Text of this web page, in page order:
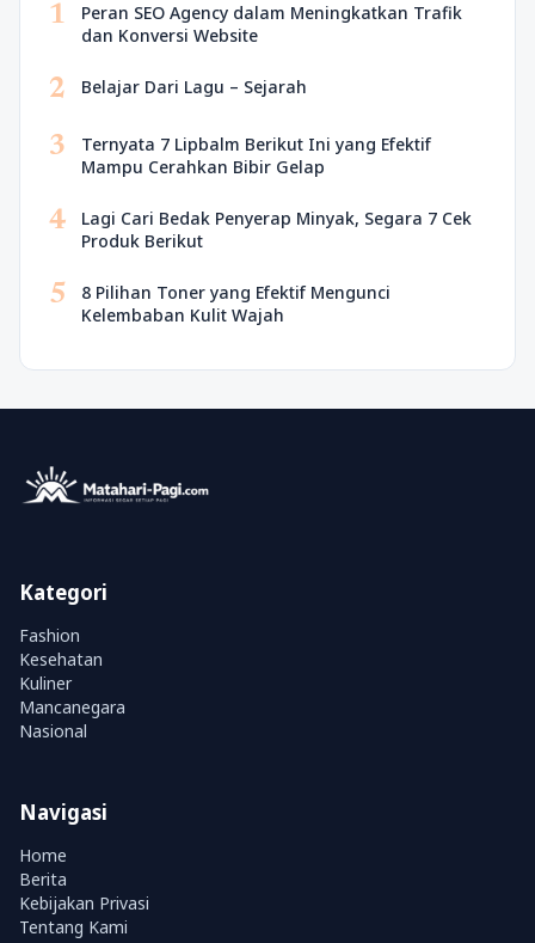
1
Peran SEO Agency dalam Meningkatkan Trafik
dan Konversi Website
2 Belajar Dari Lagu – Sejarah
3
Ternyata 7 Lipbalm Berikut Ini yang Efektif
Mampu Cerahkan Bibir Gelap
4
Lagi Cari Bedak Penyerap Minyak, Segara 7 Cek
Produk Berikut
5
8 Pilihan Toner yang Efektif Mengunci
Kelembaban Kulit Wajah
Kategori
Fashion
Kesehatan
Kuliner
Mancanegara
Nasional
Navigasi
Home
Berita
Kebijakan Privasi
Tentang Kami